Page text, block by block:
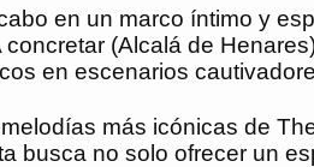
en un marco íntimo y
(Alcalá de
en escenarios
más icónicas de
busca no solo ofrecer un